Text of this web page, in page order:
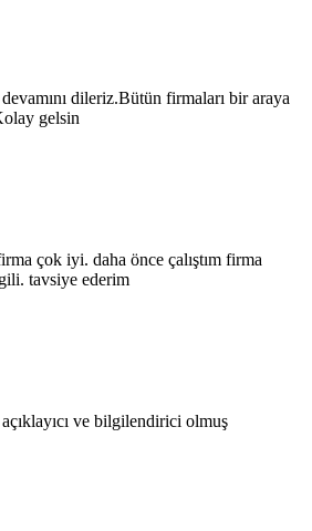
devamını dileriz.Bütün firmaları bir araya
gelsin
çok iyi. daha önce çalıştım firma
tavsiye ederim
ve bilgilendirici olmuş